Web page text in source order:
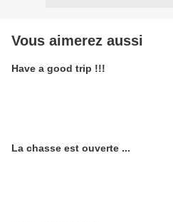
Vous aimerez aussi
Have a good trip !!!
La chasse est ouverte ...